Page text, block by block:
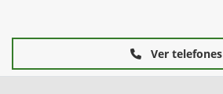
Ver telefones